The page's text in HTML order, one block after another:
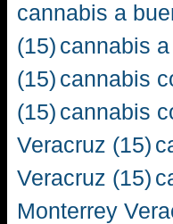
cannabis a
(15) cannabis
(15) cannabis
(15) cannabis
Veracruz (15)
Veracruz (15)
Monterrey